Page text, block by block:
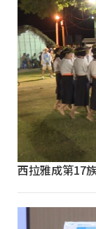
西拉雅成第17